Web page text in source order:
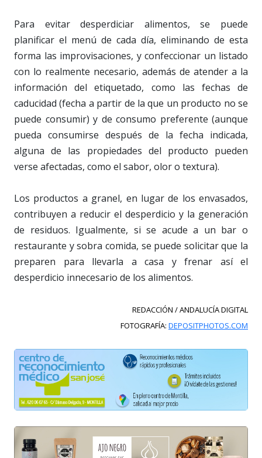
Para evitar desperdiciar alimentos, se puede
planificar el menú de cada día, eliminando de esta
forma las improvisaciones, y confeccionar un listado
con lo realmente necesario, además de atender a la
información del etiquetado, como las fechas de
caducidad (fecha a partir de la que un producto no se
puede consumir) y de consumo preferente (aunque
pueda consumirse después de la fecha indicada,
alguna de las propiedades del producto pueden
verse afectadas, como el sabor, olor o textura).
Los productos a granel, en lugar de los envasados,
contribuyen a reducir el desperdicio y la generación
de residuos. Igualmente, si se acude a un bar o
restaurante y sobra comida, se puede solicitar que la
preparen para llevarla a casa y frenar así el
desperdicio innecesario de los alimentos.
REDACCIÓN / ANDALUCÍA DIGITAL
FOTOGRAFÍA: DEPOSITPHOTOS.COM